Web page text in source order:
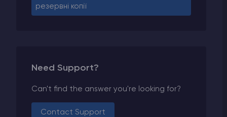
резервні копії
Need Support?
Can't find the answer you're looking for?
Contact Support